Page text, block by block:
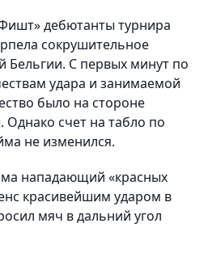
дебютанты турнира
сокрушительное
Бельгии. С первых минут по
удара и занимаемой
было на стороне
счет на табло по
не изменился.
нападающий «красных
красивейшим ударом в
мяч в дальний угол